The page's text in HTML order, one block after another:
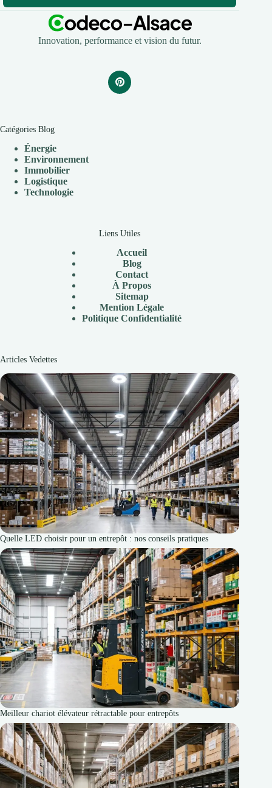
Innovation, performance et vision du futur.
Catégories Blog
Énergie
Environnement
Immobilier
Logistique
Technologie
Liens Utiles
Accueil
Blog
Contact
À Propos
Sitemap
Mention Légale
Politique Confidentialité
Articles Vedettes
Quelle LED choisir pour un entrepôt : nos conseils pratiques
Meilleur chariot élévateur rétractable pour entrepôts